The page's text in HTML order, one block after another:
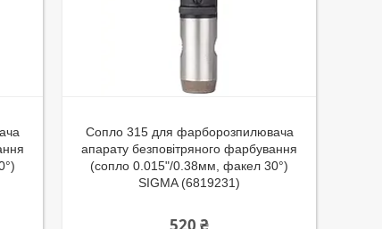
Сопло 315 для фарборозпилювача
апарату безповітряного фарбування
(сопло 0.015"/0.38мм, факел 30°)
SIGMA (6819231)